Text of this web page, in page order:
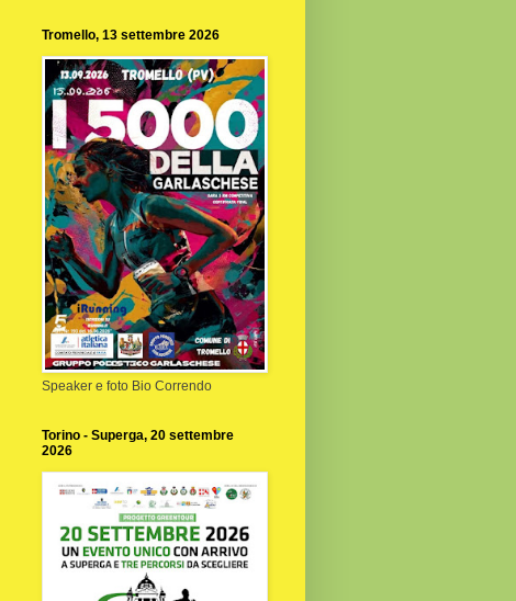
Tromello, 13 settembre 2026
Speaker e foto Bio Correndo
Torino - Superga, 20 settembre
2026